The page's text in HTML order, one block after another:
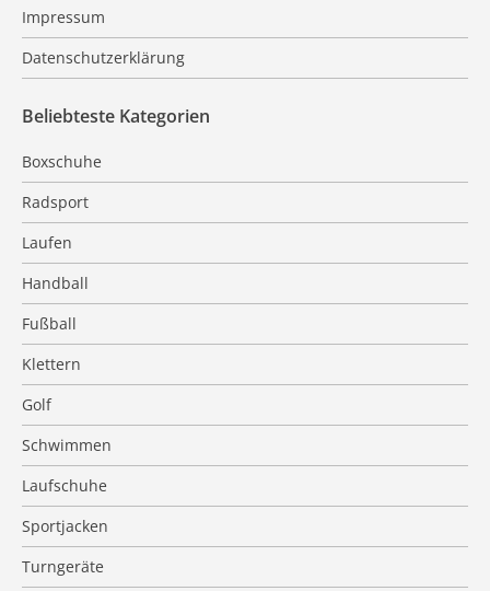
Impressum
Datenschutzerklärung
Beliebteste Kategorien
Boxschuhe
Radsport
Laufen
Handball
Fußball
Klettern
Golf
Schwimmen
Laufschuhe
Sportjacken
Turngeräte